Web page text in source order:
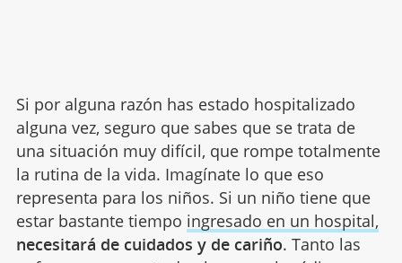
Si por alguna razón has estado hospitalizado
alguna vez, seguro que sabes que se trata de
una situación muy difícil, que rompe totalmente
la rutina de la vida. Imagínate lo que eso
representa para los niños. Si un niño tiene que
estar bastante tiempo ingresado en un hospital,
necesitará de cuidados y de cariño. Tanto las